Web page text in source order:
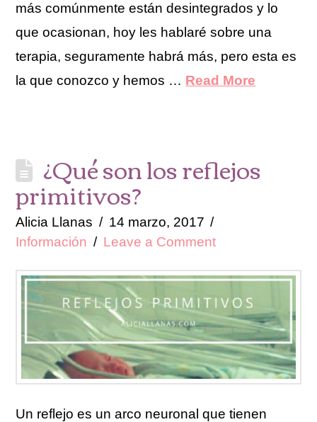
más comúnmente están desintegrados y lo
que ocasionan, hoy les hablaré sobre una
terapia, seguramente habrá más, pero esta es
la que conozco y hemos … Read More
¿Qué son los reflejos
primitivos?
Alicia Llanas
14 marzo, 2017
Información
Leave a Comment
Un reflejo es un arco neuronal que tienen